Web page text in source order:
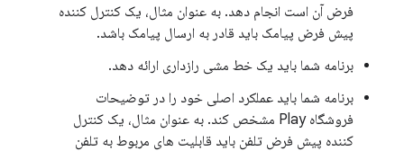
فرض آن است انجام دهد. به عنوان مثال، یک کنترل کننده
پیش فرض پیامک باید قادر به ارسال پیامک باشد.
برنامه شما باید یک خط مشی رازداری ارائه دهد.
برنامه شما باید عملکرد اصلی خود را در توضیحات
فروشگاه Play مشخص کند. به عنوان مثال، یک کنترل
کننده پیش فرض تلفن باید قابلیت های مربوط به تلفن